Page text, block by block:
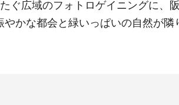
ぐ広域のフォトロゲイニングに、
かな都会と緑いっぱいの自然が